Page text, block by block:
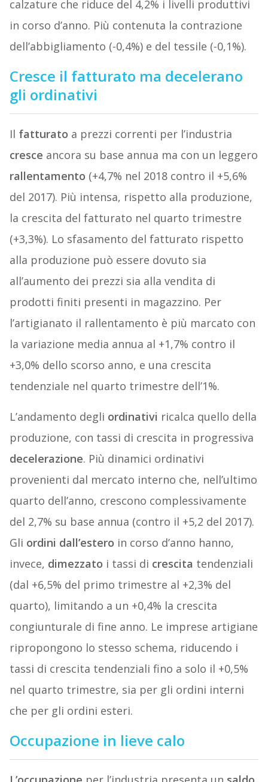
calzature che riduce del 4,2% i livelli produttivi
in corso d’anno. Più contenuta la contrazione
dell’abbigliamento (-0,4%) e del tessile (-0,1%).
Cresce il fatturato ma decelerano
gli ordinativi
Il fatturato a prezzi correnti per l’industria
cresce ancora su base annua ma con un leggero
rallentamento (+4,7% nel 2018 contro il +5,6%
del 2017). Più intensa, rispetto alla produzione,
la crescita del fatturato nel quarto trimestre
(+3,3%). Lo sfasamento del fatturato rispetto
alla produzione può essere dovuto sia
all’aumento dei prezzi sia alla vendita di
prodotti finiti presenti in magazzino. Per
l’artigianato il rallentamento è più marcato con
la variazione media annua al +1,7% contro il
+3,0% dello scorso anno, e una crescita
tendenziale nel quarto trimestre dell’1%.
L’andamento degli ordinativi ricalca quello della
produzione, con tassi di crescita in progressiva
decelerazione. Più dinamici ordinativi
provenienti dal mercato interno che, nell’ultimo
quarto dell’anno, crescono complessivamente
del 2,7% su base annua (contro il +5,2 del 2017).
Gli ordini dall’estero in corso d’anno hanno,
invece, dimezzato i tassi di crescita tendenziali
(dal +6,5% del primo trimestre al +2,3% del
quarto), limitando a un +0,4% la crescita
congiunturale di fine anno. Le imprese artigiane
ripropongono lo stesso schema, riducendo i
tassi di crescita tendenziali fino a solo il +0,5%
nel quarto trimestre, sia per gli ordini interni
che per gli ordini esteri.
Occupazione in lieve calo